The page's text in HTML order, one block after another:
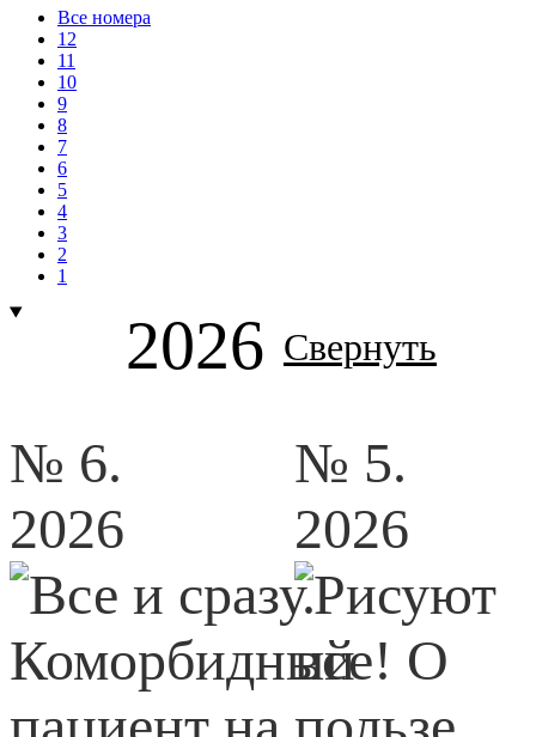
Все номера
12
11
10
9
8
7
6
5
4
3
2
1
2026 Свернуть
№ 6.
2026
№ 5.
2026